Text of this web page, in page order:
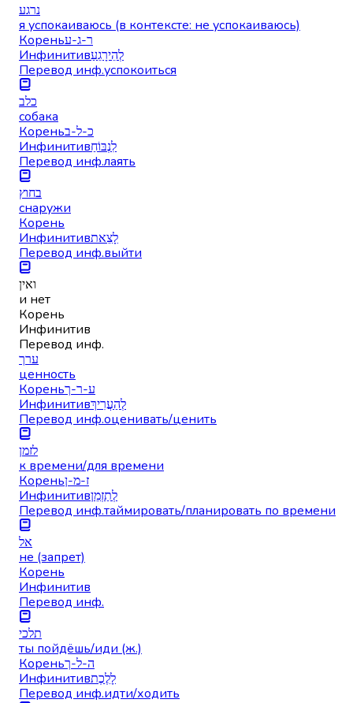
נרגע
я успокаиваюсь (в контексте: не успокаиваюсь)
Кореньר-ג-ע
Инфинитивלְהֵירָגֵעַ
Перевод инф.успокоиться
כלב
собака
Кореньכ-ל-ב
Инфинитивלִנְבּוֹחַ
Перевод инф.лаять
בחוץ
снаружи
Корень
Инфинитивלָצֵאת
Перевод инф.выйти
ואין
и нет
Корень
Инфинитив
Перевод инф.
ערך
ценность
Кореньע-ר-ך
Инфинитивלְהַעֲרִיךְ
Перевод инф.оценивать/ценить
לזמן
к времени/для времени
Кореньז-מ-ן
Инфинитивלְתַזְמֵן
Перевод инф.таймировать/планировать по времени
אל
не (запрет)
Корень
Инфинитив
Перевод инф.
תלכי
ты пойдёшь/иди (ж.)
Кореньה-ל-ך
Инфинитивלָלֶכֶת
Перевод инф.идти/ходить